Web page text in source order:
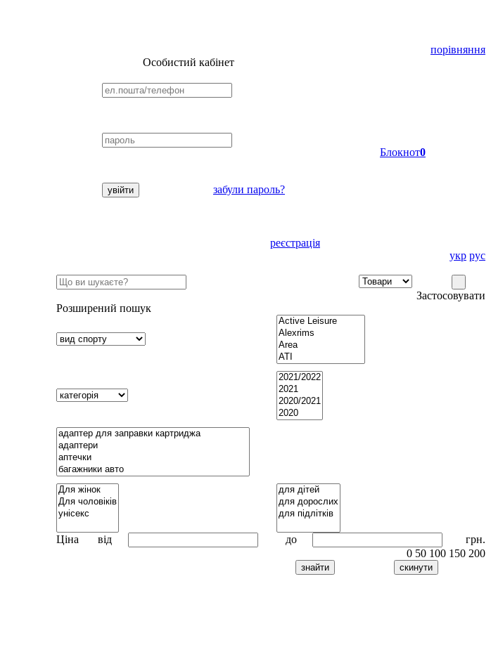
порівняння
Особистий кабінет
забули пароль?
реєстрація
Блокнот0
укр рус
Застосовувати
Розширений пошук
Ціна від до
грн.
0 50 100 150 200